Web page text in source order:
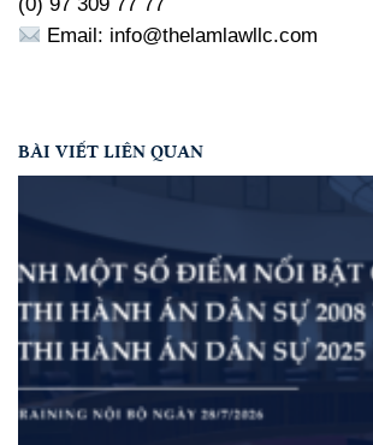
Email: info@thelamlawllc.com
BÀI VIẾT LIÊN QUAN